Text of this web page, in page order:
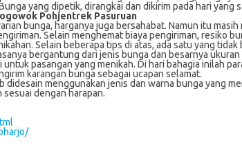
yang dipetik, dirangkai dan dikirim pada hari yang
Pohjentrek Pasuruan
bunga, harganya juga bersahabat. Namun itu
Selain menghemat biaya pengiriman, resiko
Selain beberapa tips di atas, ada satu yang
bergantung dari jenis bunga dan besarnya ukuran
pasangan yang menikah. Di hari bahagia inilah
karangan bunga sebagai ucapan selamat.
menggunakan jenis dan warna bunga yang
dengan harapan.